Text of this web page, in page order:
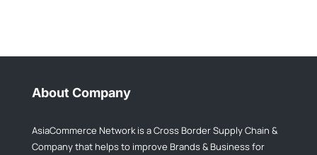
About Company
AsiaCommerce Network is a Cross Border Supply Chain &
Company that helps to improve Brands & Business for